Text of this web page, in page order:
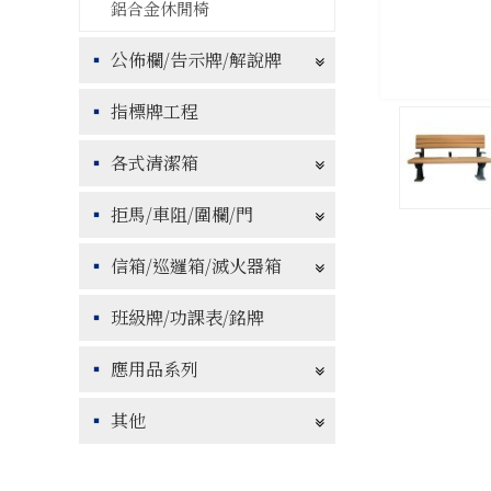
鋁合金休閒椅
公佈欄/告示牌/解說牌
指標牌工程
各式清潔箱
拒馬/車阻/圍欄/門
信箱/巡邏箱/滅火器箱
班級牌/功課表/銘牌
應用品系列
其他